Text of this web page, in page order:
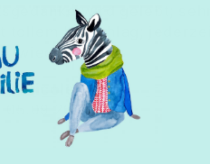
wird gelebt; sehr
tollem Umschlag; jederzeit
wieder."
Nicole
05.09.2024